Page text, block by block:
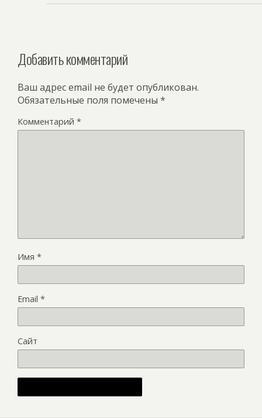
Добавить комментарий
Ваш адрес email не будет опубликован.
Обязательные поля помечены *
Комментарий *
Имя *
Email *
Сайт